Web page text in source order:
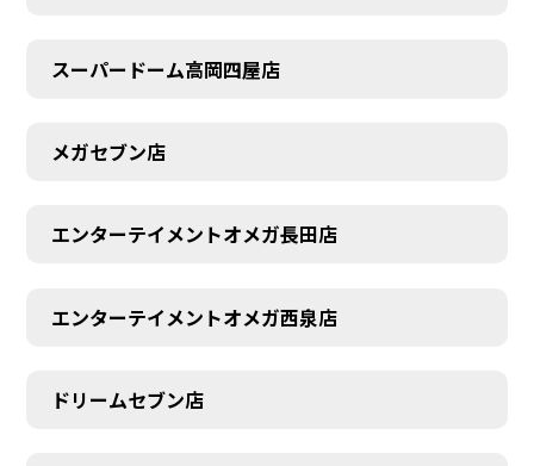
スーパードーム高岡四屋店
メガセブン店
エンターテイメントオメガ長田店
エンターテイメントオメガ西泉店
ドリームセブン店